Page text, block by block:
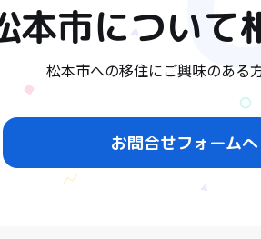
本市について
松本市への移住にご興味のある
お問合せフォームへ